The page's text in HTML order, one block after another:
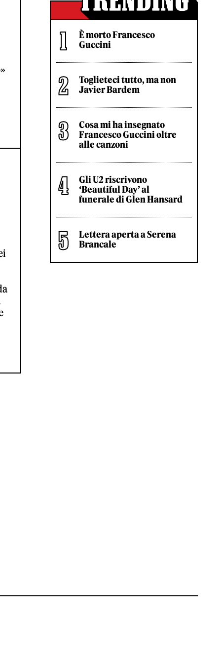
È morto Francesco
Guccini
Toglieteci tutto, ma non
Javier Bardem
Cosa mi ha insegnato
Francesco Guccini oltre
alle canzoni
Gli U2 riscrivono
‘Beautiful Day’ al
funerale di Glen Hansard
Lettera aperta a Serena
Brancale